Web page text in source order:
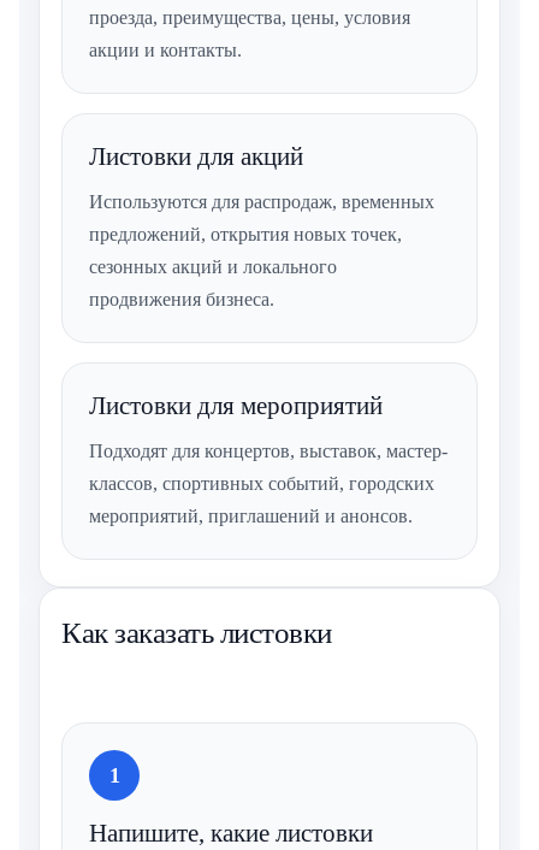
проезда, преимущества, цены, условия
акции и контакты.
Листовки для акций
Используются для распродаж, временных
предложений, открытия новых точек,
сезонных акций и локального
продвижения бизнеса.
Листовки для мероприятий
Подходят для концертов, выставок, мастер-
классов, спортивных событий, городских
мероприятий, приглашений и анонсов.
Как заказать листовки
1
Напишите, какие листовки